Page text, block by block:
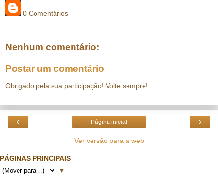
0 Comentários
Nenhum comentário:
Postar um comentário
Obrigado pela sua participação! Volte sempre!
‹ ›
Página inicial
Ver versão para a web
PÁGINAS PRINCIPAIS
▼